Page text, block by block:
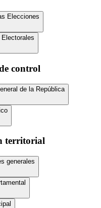
Elecciones
control
de la República
territorial
generales